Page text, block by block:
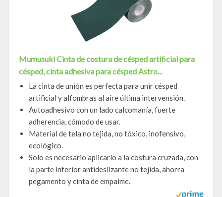
Mumusuki Cinta de costura de césped artificial para
césped, cinta adhesiva para césped Astro...
La cinta de unión es perfecta para unir césped
artificial y alfombras al aire última intervensión.
Autoadhesivo con un lado calcomanía, fuerte
adherencia, cómodo de usar.
Material de tela no tejida, no tóxico, inofensivo,
ecológico.
Solo es necesario aplicarlo a la costura cruzada, con
la parte inferior antideslizante no tejida, ahorra
pegamento y cinta de empalme.